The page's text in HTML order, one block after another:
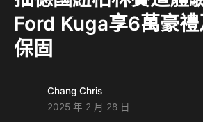
Ford Kuga享6萬豪
保固
Chang Chris
2025 年 2 月 28 日